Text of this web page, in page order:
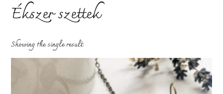
Ékszer szettek
Showing the single result